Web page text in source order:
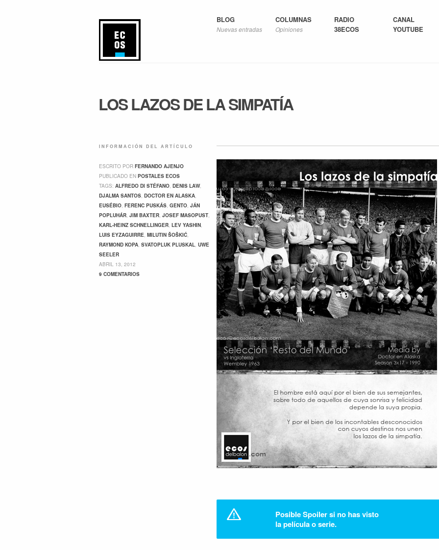
BLOG
Nuevas entradas
COLUMNAS
Opiniones
RADIO
38ECOS
CANAL
YOUTUBE
LOS LAZOS DE LA SIMPATÍA
Posible Spoiler si no has visto
la película o serie.
INFORMACIÓN DEL ARTÍCULO
ESCRITO POR FERNANDO AJENJO
PUBLICADO EN POSTALES ECOS
TAGS: ALFREDO DI STÉFANO, DENIS LAW,
DJALMA SANTOS, DOCTOR EN ALASKA,
EUSÉBIO, FERENC PUSKÁS, GENTO, JÁN
POPLUHÁR, JIM BAXTER, JOSEF MASOPUST,
KARL-HEINZ SCHNELLINGER, LEV YASHIN,
LUIS EYZAGUIRRE, MILUTIN ŠOŠKIĆ,
RAYMOND KOPA, SVATOPLUK PLUSKAL, UWE
SEELER
ABRIL 13, 2012
9 COMENTARIOS